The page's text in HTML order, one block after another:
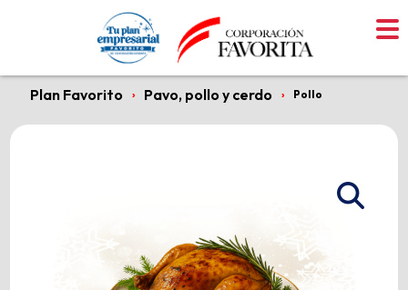
Plan Favorito › Pavo, pollo y cerdo › Pollo